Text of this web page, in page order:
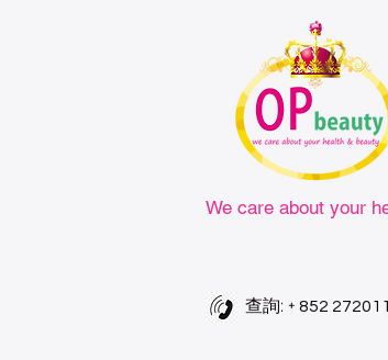
We care about your
查詢: + 852